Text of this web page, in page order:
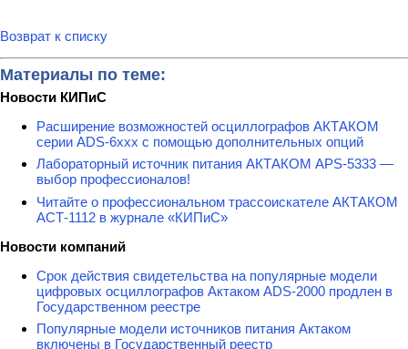
Возврат к списку
Материалы по теме:
Новости КИПиС
Расширение возможностей осциллографов АКТАКОМ
серии ADS-6ххх с помощью дополнительных опций
Лабораторный источник питания АКТАКОМ APS-5333 —
выбор профессионалов!
Читайте о профессиональном трассоискателе АКТАКОМ
АСТ-1112 в журнале «КИПиС»
Новости компаний
Срок действия свидетельства на популярные модели
цифровых осциллографов Актаком ADS-2000 продлен в
Государственном реестре
Популярные модели источников питания Актаком
включены в Государственный реестр